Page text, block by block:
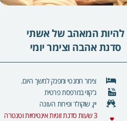
להיות המאהב של אשתי
סדנת אהבה וצימר יומי
צימר רומנטי ומפנק למשך היום.
ג'קוזי במרפסת פרטית
יין, שוקולד ופירות העונה
3 שעות סדנת זוגיות אינטימיות וטנטרה